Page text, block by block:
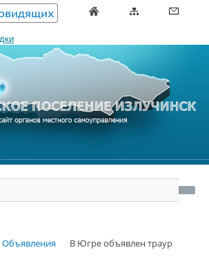
Объявления В Югре объявлен траур